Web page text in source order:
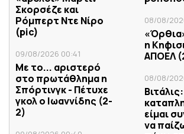
Σκορσέζε και
Ρόμπερτ Ντε Νίρο
(pic)
09/08/2026 00:41
Με το... αριστερό
στο πρωτάθλημα η
Σπόρτινγκ - Πέτυχε
γκολ ο Ιωαννίδης (2-
2)
08/08/
η
ΑΠΟΕΛ
08/08/
είμαι
να